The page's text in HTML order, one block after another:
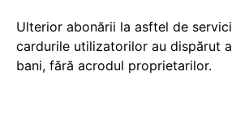
Ulterior abonării la asftel de
cardurile utilizatorilor au dispărut
bani, fără acrodul proprietarilor.